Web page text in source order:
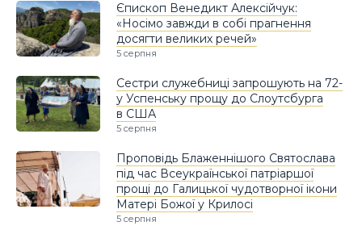
Єпископ Венедикт Алексійчук:
«Носімо завжди в собі прагнення
досягти великих речей»
5 серпня
Сестри служебниці запрошують на 72-
у Успенську прощу до Слоутсбурга
в США
5 серпня
Проповідь Блаженнішого Святослава
під час Всеукраїнської патріаршої
прощі до Галицької чудотворної ікони
Матері Божої у Крилосі
5 серпня